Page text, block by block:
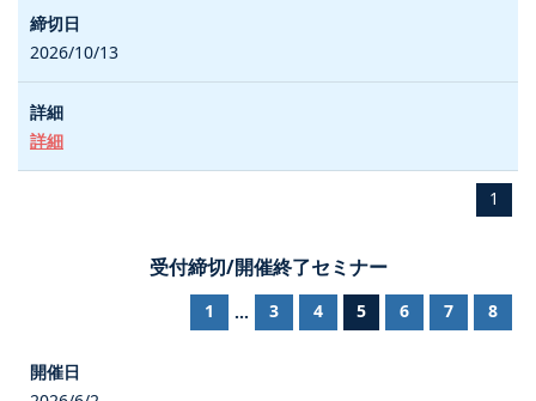
2026/10/13
詳細
1
受付締切/開催終了セミナー
1 ... 3 4 5 6 7 8